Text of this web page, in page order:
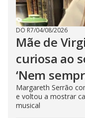
DO R7/04/08/2026
Mãe de
curiosa ao
‘Nem
Margareth Serrão
e voltou a mostrar
musical